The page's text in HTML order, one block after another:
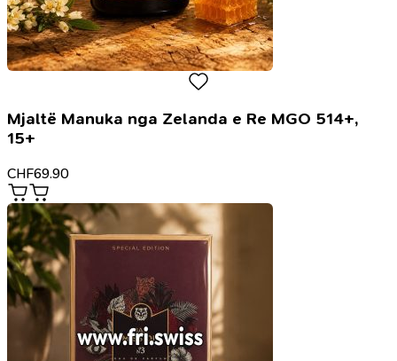
Mjaltë Manuka nga Zelanda e Re MGO 514+,
15+
CHF69.90